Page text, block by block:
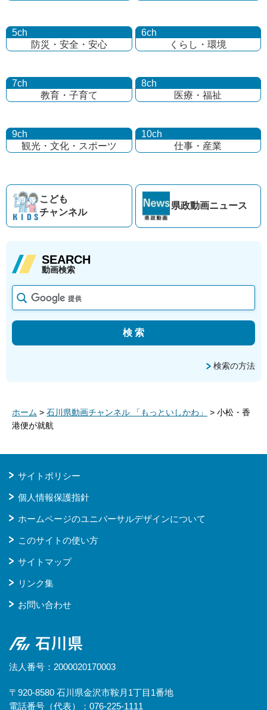
5ch
防災・安全・安心
6ch
くらし・環境
7ch
教育・子育て
8ch
医療・福祉
9ch
観光・文化・ スポーツ
10ch
仕事・産業
こども
チャンネル
県政動画ニュース
SEARCH
動画検索
検索の方法
ホーム > 石川県動画チャンネル 「もっといしかわ」
> 小松・香
港便が就航
サイトポリシー
個人情報保護指針
ホームページのユニバーサルデザインについて
このサイトの使い方
サイトマップ
リンク集
お問い合わせ
石川県
法人番号：2000020170003
〒920-8580 石川県金沢市鞍月1丁目1番地
電話番号（代表）：076-225-1111